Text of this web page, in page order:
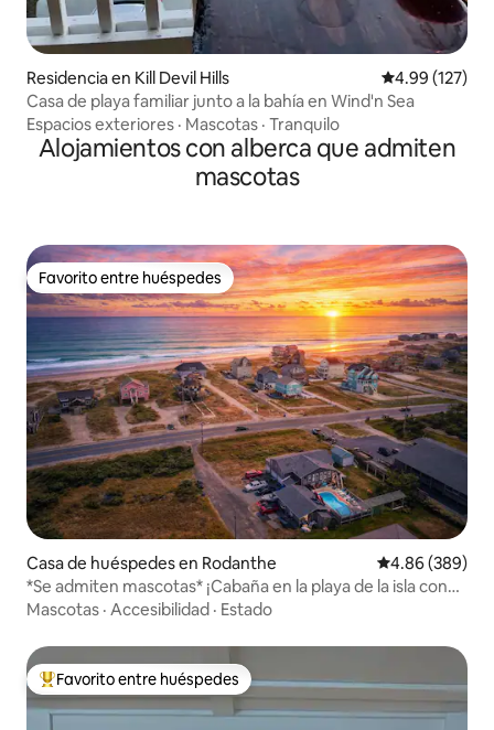
Residencia en Kill Devil Hills Calificación
4.99 (127)
Casa de playa familiar junto a la bahía en Wind'n Sea
Espacios exteriores · Mascotas · Tranquilo
Alojamientos con alberca que admiten
mascotas
Favorito entre huéspedes
Favorito entre huéspedes
Casa de huéspedes en Rodanthe Calificación
4.86 (389)
*Se admiten mascotas* ¡Cabaña en la playa de la isla con
piscina!
Mascotas · Accesibilidad · Estado
De los mejores en Favorito entre huéspedes
Favorito entre huéspedes